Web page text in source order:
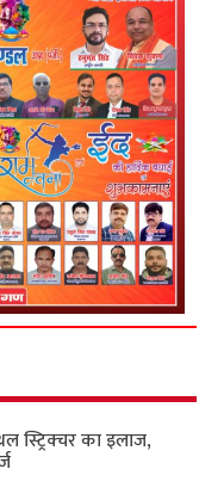
स्ट्रिक्चर का इलाज,